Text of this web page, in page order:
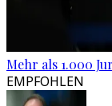
Mehr als 1.000
EMPFOHLEN